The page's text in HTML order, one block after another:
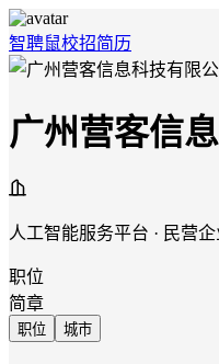
智聘鼠校招简历
广州营客信
人工智能服务平台 · 民营企
职位
简章
职位 城市